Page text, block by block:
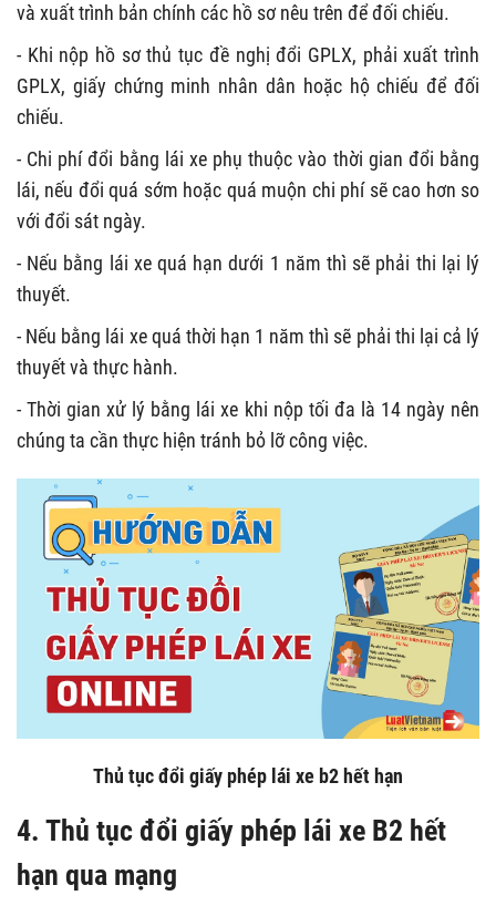
và xuất trình bản chính các hồ sơ nêu trên để đối chiếu.
- Khi nộp hồ sơ thủ tục đề nghị đổi GPLX, phải xuất trình
GPLX, giấy chứng minh nhân dân hoặc hộ chiếu để đối
chiếu.
- Chi phí đổi bằng lái xe phụ thuộc vào thời gian đổi bằng
lái, nếu đổi quá sớm hoặc quá muộn chi phí sẽ cao hơn so
với đổi sát ngày.
- Nếu bằng lái xe quá hạn dưới 1 năm thì sẽ phải thi lại lý
thuyết.
- Nếu bằng lái xe quá thời hạn 1 năm thì sẽ phải thi lại cả lý
thuyết và thực hành.
- Thời gian xử lý bằng lái xe khi nộp tối đa là 14 ngày nên
chúng ta cần thực hiện tránh bỏ lỡ công việc.
Thủ tục đổi giấy phép lái xe b2 hết hạn
4. Thủ tục đổi giấy phép lái xe B2 hết
hạn qua mạng